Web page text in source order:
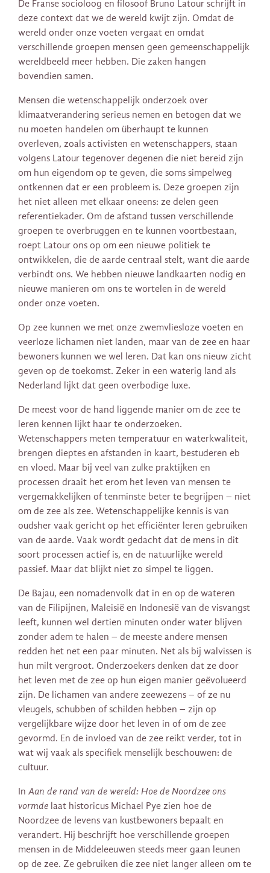
De Franse socioloog en filosoof Bruno Latour schrijft in
deze context dat we de wereld kwijt zijn. Omdat de
wereld onder onze voeten vergaat en omdat
verschillende groepen mensen geen gemeenschappelijk
wereldbeeld meer hebben. Die zaken hangen
bovendien samen.
Mensen die wetenschappelijk onderzoek over
klimaatverandering serieus nemen en betogen dat we
nu moeten handelen om überhaupt te kunnen
overleven, zoals activisten en wetenschappers, staan
volgens Latour tegenover degenen die niet bereid zijn
om hun eigendom op te geven, die soms simpelweg
ontkennen dat er een probleem is. Deze groepen zijn
het niet alleen met elkaar oneens: ze delen geen
referentiekader. Om de afstand tussen verschillende
groepen te overbruggen en te kunnen voortbestaan,
roept Latour ons op om een nieuwe politiek te
ontwikkelen, die de aarde centraal stelt, want die aarde
verbindt ons. We hebben nieuwe landkaarten nodig en
nieuwe manieren om ons te wortelen in de wereld
onder onze voeten.
Op zee kunnen we met onze zwemvliesloze voeten en
veerloze lichamen niet landen, maar van de zee en haar
bewoners kunnen we wel leren. Dat kan ons nieuw zicht
geven op de toekomst. Zeker in een waterig land als
Nederland lijkt dat geen overbodige luxe.
De meest voor de hand liggende manier om de zee te
leren kennen lijkt haar te onderzoeken.
Wetenschappers meten temperatuur en waterkwaliteit,
brengen dieptes en afstanden in kaart, bestuderen eb
en vloed. Maar bij veel van zulke praktijken en
processen draait het erom het leven van mensen te
vergemakkelijken of tenminste beter te begrijpen – niet
om de zee als zee. Wetenschappelijke kennis is van
oudsher vaak gericht op het efficiënter leren gebruiken
van de aarde. Vaak wordt gedacht dat de mens in dit
soort processen actief is, en de natuurlijke wereld
passief. Maar dat blijkt niet zo simpel te liggen.
De Bajau, een nomadenvolk dat in en op de wateren
van de Filipijnen, Maleisië en Indonesië van de visvangst
leeft, kunnen wel dertien minuten onder water blijven
zonder adem te halen – de meeste andere mensen
redden het net een paar minuten. Net als bij walvissen is
hun milt vergroot. Onderzoekers denken dat ze door
het leven met de zee op hun eigen manier geëvolueerd
zijn. De lichamen van andere zeewezens – of ze nu
vleugels, schubben of schilden hebben – zijn op
vergelijkbare wijze door het leven in of om de zee
gevormd. En de invloed van de zee reikt verder, tot in
wat wij vaak als specifiek menselijk beschouwen: de
cultuur.
In Aan de rand van de wereld: Hoe de Noordzee ons
vormde laat historicus Michael Pye zien hoe de
Noordzee de levens van kustbewoners bepaalt en
verandert. Hij beschrijft hoe verschillende groepen
mensen in de Middeleeuwen steeds meer gaan leunen
op de zee. Ze gebruiken die zee niet langer alleen om te